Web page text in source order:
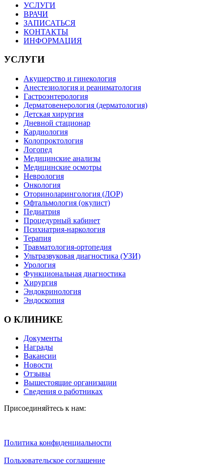
УСЛУГИ
ВРАЧИ
ЗАПИСАТЬСЯ
КОНТАКТЫ
ИНФОРМАЦИЯ
УСЛУГИ
Акушерство и гинекология
Анестезиология и реаниматология
Гастроэнтерология
Дерматовенерология (дерматология)
Детская хирургия
Дневной стационар
Кардиология
Колопроктология
Логопед
Медицинские анализы
Медицинские осмотры
Неврология
Онкология
Оториноларингология (ЛОР)
Офтальмология (окулист)
Педиатрия
Процедурный кабинет
Психиатрия-наркология
Терапия
Травматология-ортопедия
Ультразвуковая диагностика (УЗИ)
Урология
Функциональная диагностика
Хирургия
Эндокринология
Эндоскопия
О КЛИНИКЕ
Документы
Награды
Вакансии
Новости
Отзывы
Вышестоящие организации
Сведения о работниках
Присоединяйтесь к нам:
Политика конфиденциальности
Пользовательское соглашение